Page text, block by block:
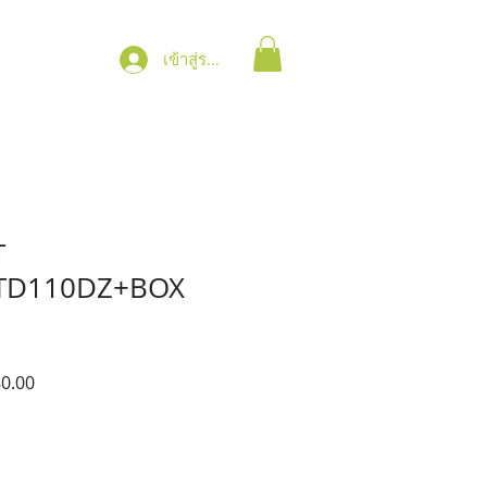
เข้าสู่ระบบ
ราคา